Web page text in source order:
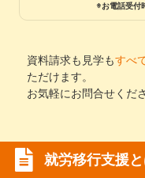
※お電話受付
資料請求も見学もすべ
ただけます。
お気軽にお問合せくだ
就労移行支援